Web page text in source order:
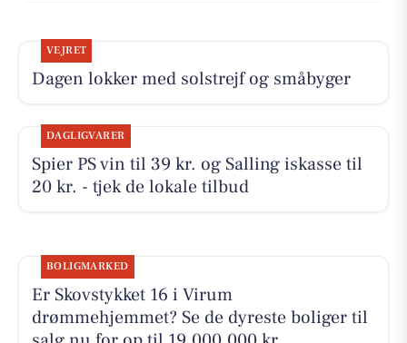
VEJRET
Dagen lokker med solstrejf og småbyger
DAGLIGVARER
Spier PS vin til 39 kr. og Salling iskasse til
20 kr. - tjek de lokale tilbud
BOLIGMARKED
Er Skovstykket 16 i Virum
drømmehjemmet? Se de dyreste boliger til